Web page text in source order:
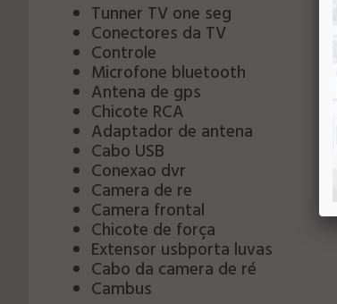
Tunner TV one seg
Conectores da TV
Controle
Microfone bluetooth
Antena de gps
Chicote RCA
Adaptador de antena
Cabo USB
Conexao dvr
Camera de re
Camera frontal
Chicote de força
Extensor usbporta luvas
Cabo da camera de ré
Cambus